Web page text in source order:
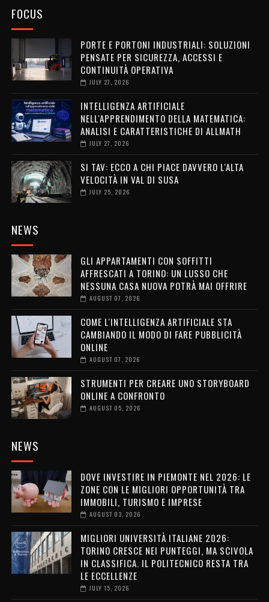
FOCUS
PORTE E PORTONI INDUSTRIALI: SOLUZIONI
PENSATE PER SICUREZZA, ACCESSI E
CONTINUITÀ OPERATIVA
JULY 27, 2026
INTELLIGENZA ARTIFICIALE
NELL'APPRENDIMENTO DELLA MATEMATICA:
ANALISI E CARATTERISTICHE DI ALLMATH
JULY 27, 2026
SI TAV: ECCO A CHI PIACE DAVVERO L'ALTA
VELOCITÀ IN VAL DI SUSA
JULY 25, 2026
NEWS
GLI APPARTAMENTI CON SOFFITTI
AFFRESCATI A TORINO: UN LUSSO CHE
NESSUNA CASA NUOVA POTRÀ MAI OFFRIRE
AUGUST 07, 2026
COME L'INTELLIGENZA ARTIFICIALE STA
CAMBIANDO IL MODO DI FARE PUBBLICITÀ
ONLINE
AUGUST 07, 2026
STRUMENTI PER CREARE UNO STORYBOARD
ONLINE A CONFRONTO
AUGUST 05, 2026
NEWS
DOVE INVESTIRE IN PIEMONTE NEL 2026: LE
ZONE CON LE MIGLIORI OPPORTUNITÀ TRA
IMMOBILI, TURISMO E IMPRESE
AUGUST 03, 2026
MIGLIORI UNIVERSITÀ ITALIANE 2026:
TORINO CRESCE NEI PUNTEGGI, MA SCIVOLA
IN CLASSIFICA. IL POLITECNICO RESTA TRA
LE ECCELLENZE
JULY 15, 2026